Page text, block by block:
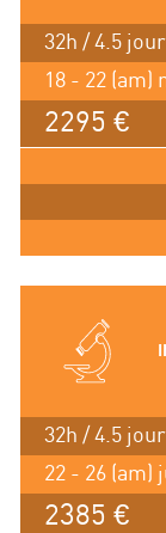
32h / 4.5
18 - 22 (am)
2295 €
32h / 4.5
22 - 26 (am)
2385 €